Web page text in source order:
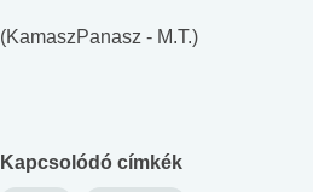
(KamaszPanasz - M.T.)
Kapcsolódó címkék